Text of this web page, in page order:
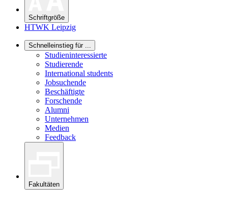
Schriftgröße
HTWK Leipzig
Schnelleinstieg für ...
Studieninteressierte
Studierende
International students
Jobsuchende
Beschäftigte
Forschende
Alumni
Unternehmen
Medien
Feedback
Fakultäten